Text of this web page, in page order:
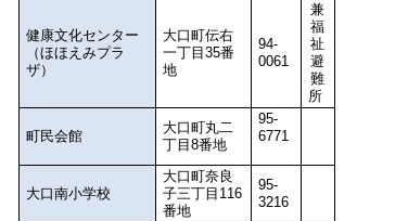
健康文化センター
（ほほえみプラ
ザ）
大口町伝右
一丁目35番
地
94-
0061
兼
福
祉
避
難
所
町民会館
大口町丸二
丁目8番地
95-
6771
大口南小学校
大口町奈良
子三丁目116
番地
95-
3216